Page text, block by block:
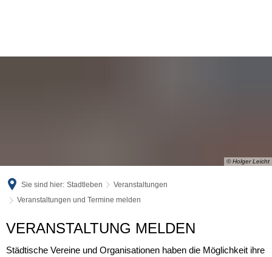
© Holger Leicht
Sie sind hier: Stadtleben
Veranstaltungen
Veranstaltungen und Termine melden
Veranstaltungen
und
VERANSTALTUNG MELDEN
Städtische Vereine und Organisationen haben die Möglichkeit ihre